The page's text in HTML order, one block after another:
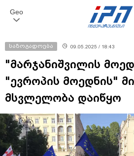
Geo
საზოგადოება 09.05.2025 / 18:43
"მარჯანიშვილის
"ევროპის მოედნის"
მსვლელობა დაიწყო